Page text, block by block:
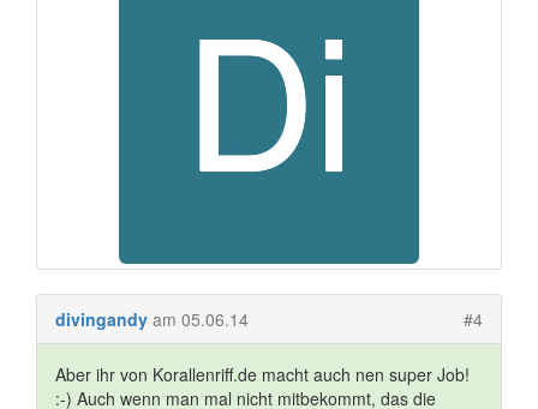
divingandy am 05.06.14 #4
Aber ihr von Korallenriff.de macht auch nen super Job!
:-) Auch wenn man mal nicht mitbekommt, das die